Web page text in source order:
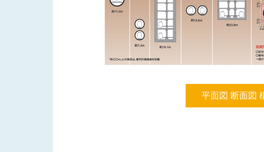
平面図 断面図